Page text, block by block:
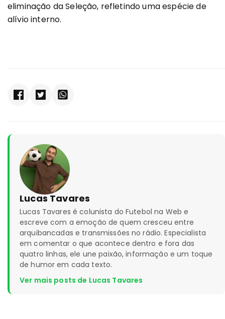
eliminação da Seleção, refletindo uma espécie de
alívio interno.
Lucas Tavares
Lucas Tavares é colunista do Futebol na Web e
escreve com a emoção de quem cresceu entre
arquibancadas e transmissões no rádio. Especialista
em comentar o que acontece dentro e fora das
quatro linhas, ele une paixão, informação e um toque
de humor em cada texto.
Ver mais posts de Lucas Tavares